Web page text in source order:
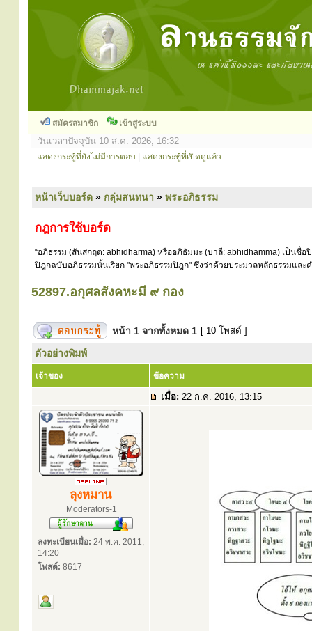
สมัครสมาชิก เข้าสู่ระบบ
วันเวลาปัจจุบัน 10 ส.ค. 2026, 16:32
แสดงกระทู้ที่ยังไม่มีการตอบ แสดงกระทู้ที่เปิดดูแล้ว
หน้าเว็บบอร์ด » กลุ่มสนทนา » พระอภิธรรม
กฎการใช้บอร์ด
“อภิธรรม (สันสกฤต: abhidharma) หรืออภิธัมมะ (บาลี: abhidhamma) เป็น
ปิฎกฉบับอภิธรรมนั้นเรียก "พระอภิธรรมปิฎก" ซึ่งว่าด้วยประมวลหลักธรรมแล
52897.อกุศลสังคหะมี ๙ กอง
หน้า 1 จากทั้งหมด 1 [ 10 โพสต์ ]
ตัวอย่างพิมพ์
เจ้าของ ข้อความ
เมื่อ: 22 ก.ค. 2016, 13:15
ลุงหมาน
Moderators-1
ลงทะเบียนเมื่อ: 24 พ.ค. 2011,
14:20
โพสต์: 8617